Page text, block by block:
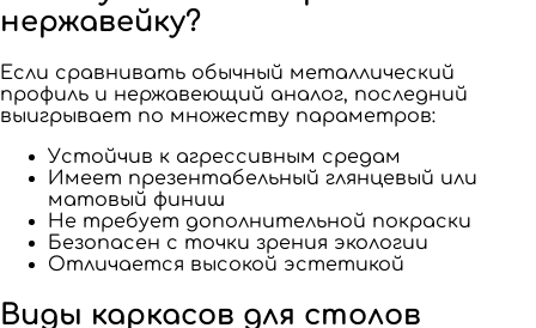
нержавейку?
Если сравнивать обычный металлический
профиль и нержавеющий аналог, последний
выигрывает по множеству параметров:
Устойчив к агрессивным средам
Имеет презентабельный глянцевый или
матовый финиш
Не требует дополнительной покраски
Безопасен с точки зрения экологии
Отличается высокой эстетикой
Виды каркасов для столов